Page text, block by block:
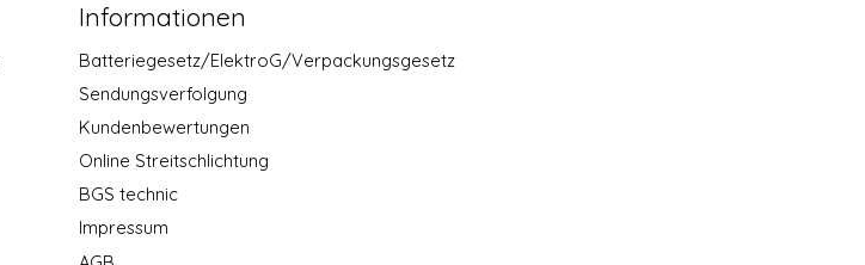
Informationen
Batteriegesetz/ElektroG/Verpackungsgesetz
Sendungsverfolgung
Kundenbewertungen
Online Streitschlichtung
BGS technic
Impressum